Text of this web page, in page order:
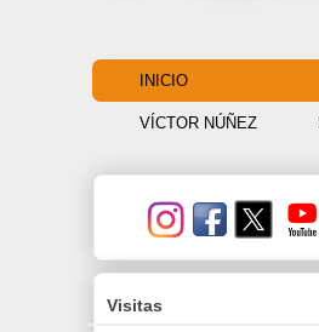
INICIO
VÍCTOR NÚÑEZ
Visitas